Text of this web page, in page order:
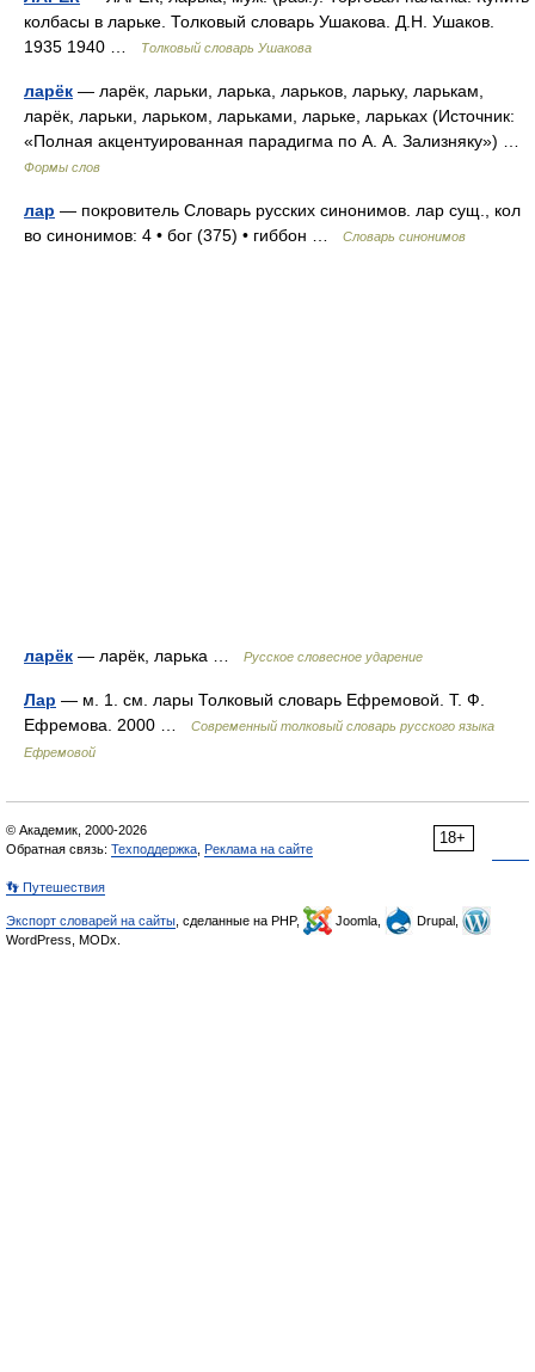
колбасы в ларьке. Толковый словарь Ушакова. Д.Н. Ушаков.
1935 1940 …
Толковый словарь Ушакова
ларёк — ларёк, ларьки, ларька, ларьков, ларьку, ларькам,
ларёк, ларьки, ларьком, ларьками, ларьке, ларьках (Источник:
«Полная акцентуированная парадигма по А. А. Зализняку») …
Формы слов
лар — покровитель Словарь русских синонимов. лар сущ., кол
во синонимов: 4 • бог (375) • гиббон …
Словарь синонимов
ларёк — ларёк, ларька … Русское словесное ударение
Лар — м. 1. см. лары Толковый словарь Ефремовой. Т. Ф.
Ефремова. 2000 …
Современный толковый словарь русского языка
Ефремовой
18+
© Академик, 2000-2026
Обратная связь: Техподдержка Реклама на сайте
👣 Путешествия
Экспорт словарей на сайты , сделанные на PHP, Joomla,
Drupal,
WordPress, MODx.